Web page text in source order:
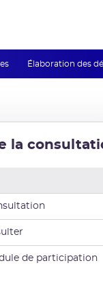
Élaboration des
la
de participation